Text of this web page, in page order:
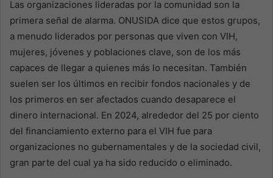
Las organizaciones lideradas por la comunidad son la
primera señal de alarma. ONUSIDA dice que estos grupos,
a menudo liderados por personas que viven con VIH,
mujeres, jóvenes y poblaciones clave, son de los más
capaces de llegar a quienes más lo necesitan. También
suelen ser los últimos en recibir fondos nacionales y de
los primeros en ser afectados cuando desaparece el
dinero internacional. En 2024, alrededor del 25 por ciento
del financiamiento externo para el VIH fue para
organizaciones no gubernamentales y de la sociedad civil,
gran parte del cual ya ha sido reducido o eliminado.